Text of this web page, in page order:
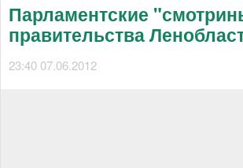
Парламентские
правительства
23:40 07.06.2012